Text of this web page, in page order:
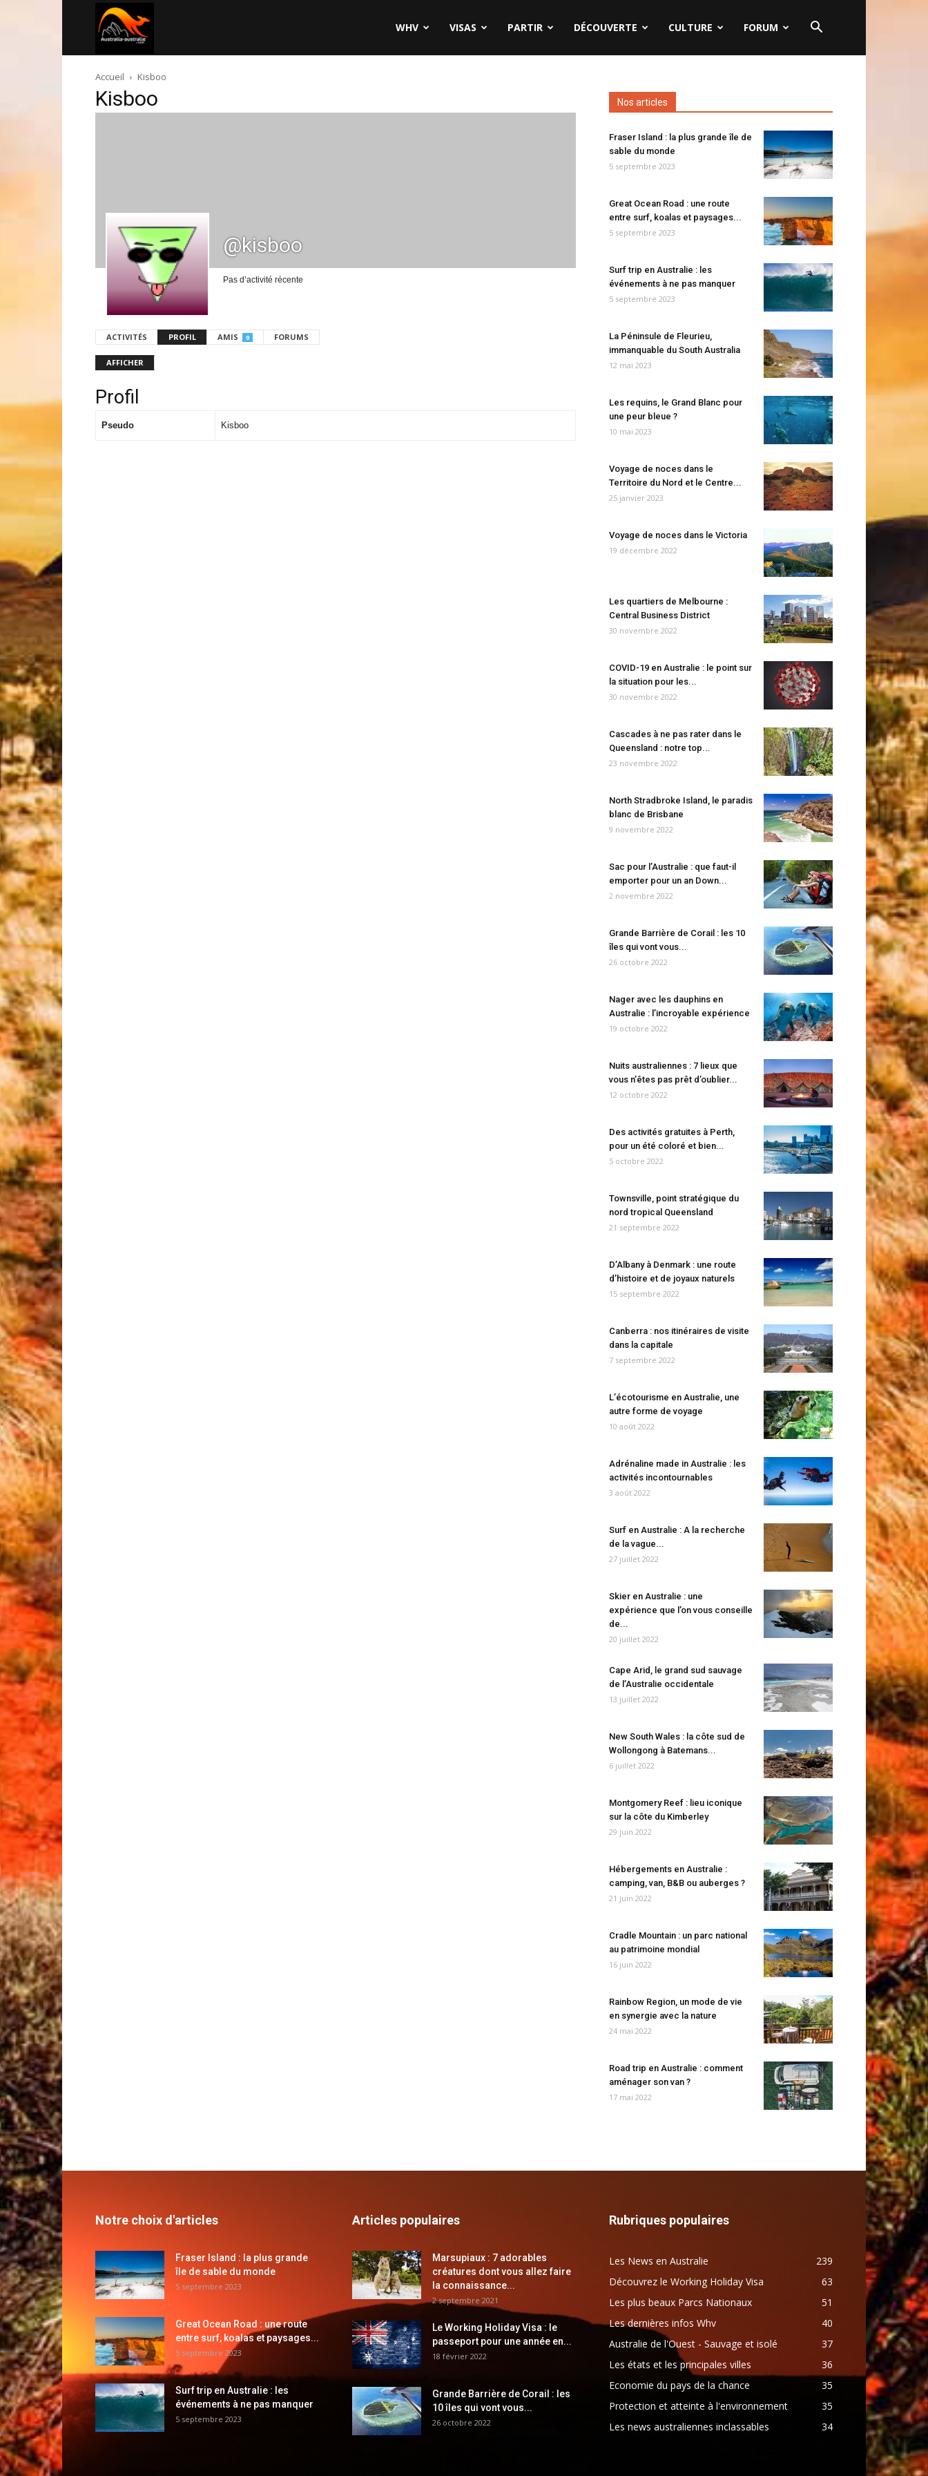
australie.com
WHV VISAS PARTIR DÉCOUVERTE CULTURE FORUM
Accueil Kisboo
Kisboo
@kisboo
Pas d’activité récente
ACTIVITÉS PROFIL AMIS 0 FORUMS
AFFICHER
Profil
Pseudo Kisboo
Nos articles
Fraser Island : la plus grande île de
sable du monde
5 septembre 2023
Great Ocean Road : une route
entre surf, koalas et paysages...
5 septembre 2023
Surf trip en Australie : les
événements à ne pas manquer
5 septembre 2023
La Péninsule de Fleurieu,
immanquable du South Australia
12 mai 2023
Les requins, le Grand Blanc pour
une peur bleue ?
10 mai 2023
Voyage de noces dans le
Territoire du Nord et le Centre...
25 janvier 2023
Voyage de noces dans le Victoria
19 décembre 2022
Les quartiers de Melbourne :
Central Business District
30 novembre 2022
COVID-19 en Australie : le point sur
la situation pour les...
30 novembre 2022
Cascades à ne pas rater dans le
Queensland : notre top...
23 novembre 2022
North Stradbroke Island, le paradis
blanc de Brisbane
9 novembre 2022
Sac pour l’Australie : que faut-il
emporter pour un an Down...
2 novembre 2022
Grande Barrière de Corail : les 10
îles qui vont vous...
26 octobre 2022
Nager avec les dauphins en
Australie : l’incroyable expérience
19 octobre 2022
Nuits australiennes : 7 lieux que
vous n’êtes pas prêt d’oublier...
12 octobre 2022
Des activités gratuites à Perth,
pour un été coloré et bien...
5 octobre 2022
Townsville, point stratégique du
nord tropical Queensland
21 septembre 2022
D’Albany à Denmark : une route
d’histoire et de joyaux naturels
15 septembre 2022
Canberra : nos itinéraires de visite
dans la capitale
7 septembre 2022
L’écotourisme en Australie, une
autre forme de voyage
10 août 2022
Adrénaline made in Australie : les
activités incontournables
3 août 2022
Surf en Australie : A la recherche
de la vague...
27 juillet 2022
Skier en Australie : une
expérience que l’on vous conseille
de...
20 juillet 2022
Cape Arid, le grand sud sauvage
de l’Australie occidentale
13 juillet 2022
New South Wales : la côte sud de
Wollongong à Batemans...
6 juillet 2022
Montgomery Reef : lieu iconique
sur la côte du Kimberley
29 juin 2022
Hébergements en Australie :
camping, van, B&B ou auberges ?
21 juin 2022
Cradle Mountain : un parc national
au patrimoine mondial
16 juin 2022
Rainbow Region, un mode de vie
en synergie avec la nature
24 mai 2022
Road trip en Australie : comment
aménager son van ?
17 mai 2022
Notre choix d'articles
Fraser Island : la plus grande
île de sable du monde
5 septembre 2023
Great Ocean Road : une route
entre surf, koalas et paysages...
5 septembre 2023
Surf trip en Australie : les
événements à ne pas manquer
5 septembre 2023
Articles populaires
Marsupiaux : 7 adorables
créatures dont vous allez faire
la connaissance...
2 septembre 2021
Le Working Holiday Visa : le
passeport pour une année en...
18 février 2022
Grande Barrière de Corail : les
10 îles qui vont vous...
26 octobre 2022
Rubriques populaires
Les News en Australie
239
Découvrez le Working Holiday Visa
63
Les plus beaux Parcs Nationaux
51
Les dernières infos Whv
40
Australie de l'Ouest - Sauvage et isolé
37
Les états et les principales villes
36
Economie du pays de la chance
35
Protection et atteinte à l'environnement
35
Les news australiennes inclassables
34